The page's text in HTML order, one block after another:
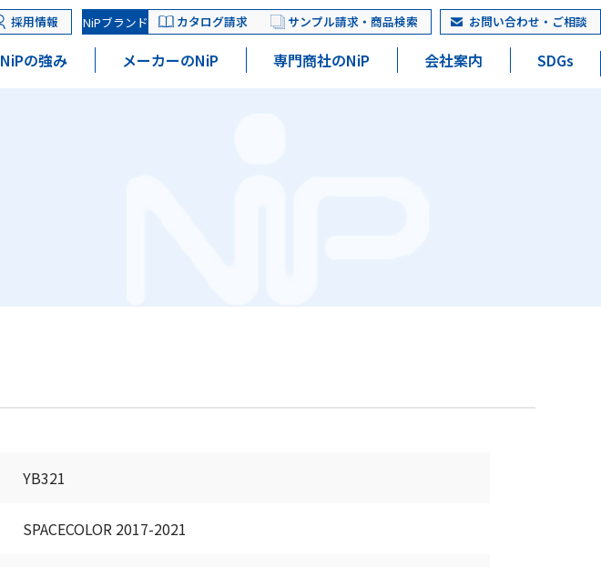
採用情報 NiPブランド カタログ請求 サンプル請求・商品検索 お問い合わせ・ご相談
NiPの強み メーカーのNiP 専門商社のNiP 会社案内 SDGs
YB321
SPACECOLOR 2017-2021